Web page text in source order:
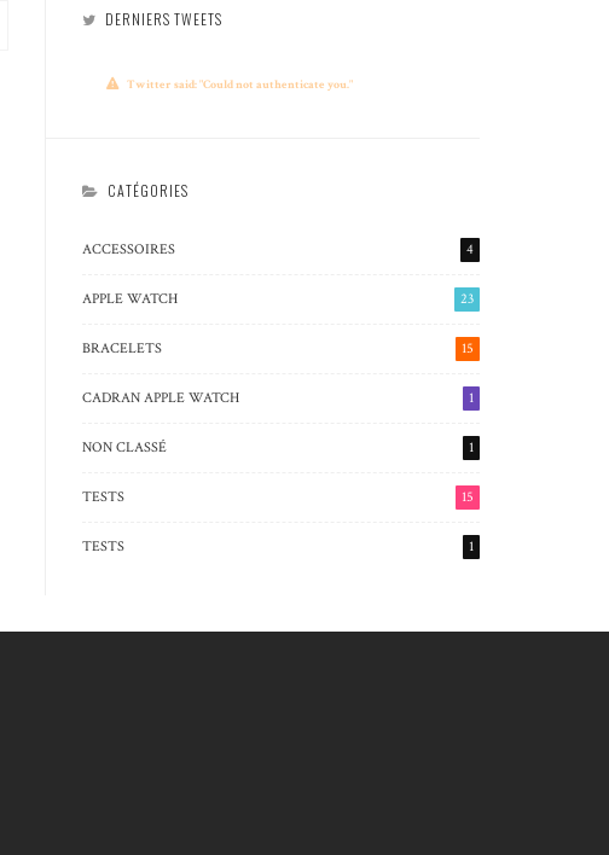
DERNIERS TWEETS
Twitter said: "Could not authenticate you."
CATÉGORIES
ACCESSOIRES 4
APPLE WATCH 23
BRACELETS 15
CADRAN APPLE WATCH 1
NON CLASSÉ 1
TESTS 15
TESTS 1